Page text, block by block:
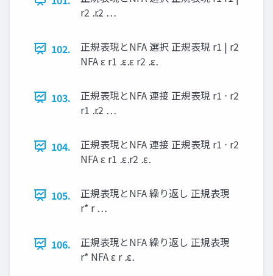
r2 ⋯ r2 ⋯
102.
正規表現とNFA 選択 正規表現 r1 | r2
NFA ε r1 ⋯ ε ε r2 ⋯ ε
103.
正規表現とNFA 連接 正規表現 r1 ⋅ r2
r1 ⋯ r2 ⋯
104.
正規表現とNFA 連接 正規表現 r1 ⋅ r2
NFA ε r1 ⋯ ε r2 ⋯ ε
105.
正規表現とNFA 繰り返し 正規表現
r* r ⋯
106.
正規表現とNFA 繰り返し 正規表現
r* NFA ε r ⋯ ε